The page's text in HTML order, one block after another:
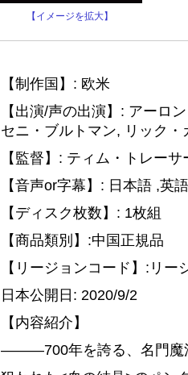
【イメージを拡大】
【制作国】: 欧米
【出演/声の出演】: アーロ
セニ・ブルトマン, リック・
【監督】: ティム・トレーサ
【音声or字幕】: 日本語 ,英語
【ディスク枚数】: 1枚組
【商品類別】:中国正規品
【リージョンコード】:リ
日本公開日: 2020/9/2
【内容紹介】
―――700年を誇る、名門